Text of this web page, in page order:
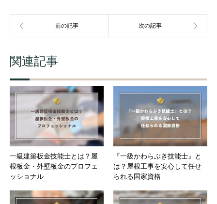
関連記事
一級建築板金技能士とは？屋
根板金・外壁板金のプロフェ
ッショナル
『一級かわらぶき技能士』と
は？屋根工事を安心して任せ
られる国家資格